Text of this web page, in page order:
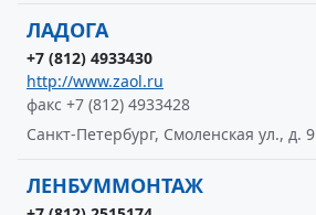
ЛАДОГА
+7 (812) 4933430
http://www.zaol.ru
факс +7 (812) 4933428
Санкт-Петербург, Смоленская ул., д. 9
ЛЕНБУММОНТАЖ